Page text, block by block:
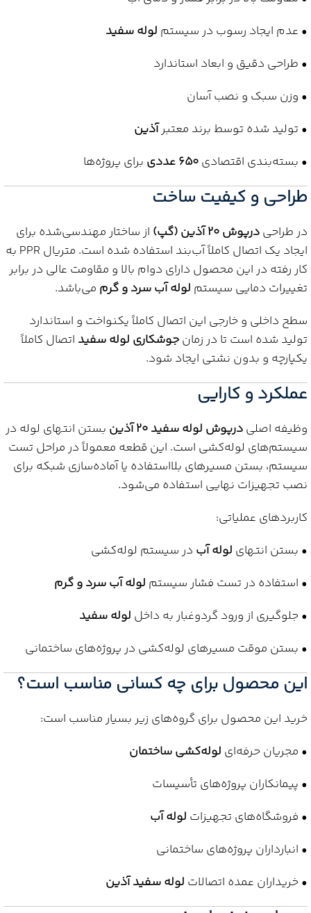
• عدم ایجاد رسوب در سیستم لوله سفید
• طراحی دقیق و ابعاد استاندارد
• وزن سبک و نصب آسان
• تولید شده توسط برند معتبرآذین
• بسته‌بندی اقتصادی650 عددی برای پروژه‌ها
طراحی و کیفیت ساخت
در طراحیدرپوش 20 آذین (گپ)
از ساختار مهندسی‌شده برای
ایجاد یک اتصال کاملاً آب‌بند استفاده شده است. متریال PPR به
کار رفته در این محصول دارای دوام بالا و مقاومت عالی در برابر
تغییرات دمایی سیستم لوله آب سرد و گرم می‌باشد.
سطح داخلی و خارجی این اتصال کاملاً یکنواخت و استاندارد
تولید شده است تا در زمانجوشکاری لوله سفید اتصال کاملاً
یکپارچه و بدون نشتی ایجاد شود.
عملکرد و کارایی
وظیفه اصلیدرپوش لوله سفید 20 آذین
بستن انتهای لوله در
سیستم‌های لوله‌کشی است. این قطعه معمولاً در مراحل تست
سیستم، بستن مسیرهای بلااستفاده یا آماده‌سازی شبکه برای
نصب تجهیزات نهایی استفاده می‌شود.
کاربردهای عملیاتی:
• بستن انتهای لوله آب در سیستم لوله‌کشی
• استفاده در تست فشار سیستم لوله آب سرد و گرم
• جلوگیری از ورود گردوغبار به داخل لوله سفید
• بستن موقت مسیرهای لوله‌کشی در پروژه‌های ساختمانی
این محصول برای چه کسانی مناسب است؟
خرید این محصول برای گروه‌های زیر بسیار مناسب است:
• مجریان حرفه‌ای لوله‌کشی ساختمان
• پیمانکاران پروژه‌های تأسیسات
• فروشگاه‌های تجهیزات لوله آب
• انبارداران پروژه‌های ساختمانی
• خریداران عمده اتصالات لوله سفید آذین